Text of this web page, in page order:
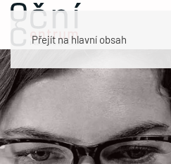
Přejít na hlavní obsah